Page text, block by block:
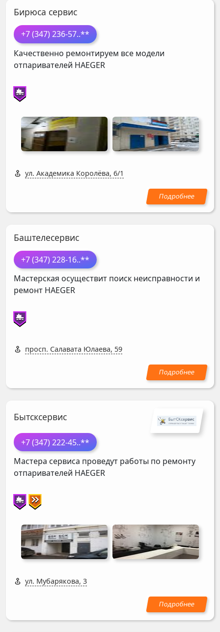
Бирюса сервис
+7 (347) 236-57..**
Качественно ремонтируем все модели
отпаривателей HAEGER
ул. Академика Королёва, 6/1
Баштелесервис
+7 (347) 228-16..**
Мастерская осуществит поиск неисправности и
ремонт HAEGER
просп. Салавата Юлаева, 59
Бытсксервис
+7 (347) 222-45..**
Мастера сервиса проведут работы по ремонту
отпаривателей HAEGER
ул. Мубарякова, 3